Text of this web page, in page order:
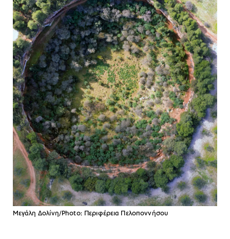
Μεγάλη Δολίνη/Photo: Περιφέρεια Πελοποννήσου